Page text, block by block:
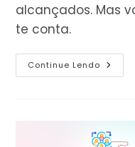
alcançados. Mas
te conta.
Continue Lendo Método
SMART: